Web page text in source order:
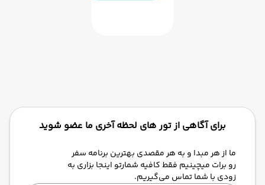
برای آگاهی از تور های لحظه آخری ما عضو شوید
ما از هر مبدا و به هر مقصدی بهترین برنامه سفر
رو برات میچینیم فقط کافیه شمارتو اینجا بزاری به
زودی با شما تماس می‌گیریم.